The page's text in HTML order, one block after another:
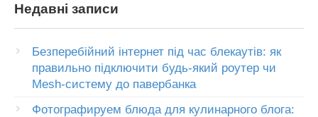
Недавні записи
Безперебійний інтернет під час блекаутів: як
правильно підключити будь-який роутер чи
Mesh-систему до павербанка
Фотографируем блюда для кулинарного блога: